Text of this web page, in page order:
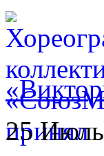
25